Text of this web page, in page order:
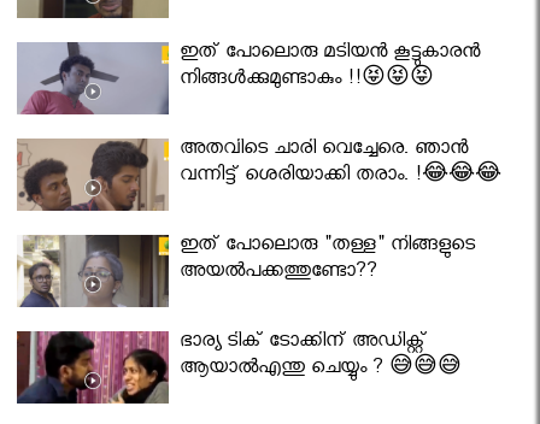
ഇത് പോലൊരു മടിയൻ കൂട്ടുകാരൻ
നിങ്ങൾക്കുമുണ്ടാകും !!😝😝😝
അതവിടെ ചാരി വെച്ചേരെ. ഞാൻ
വന്നിട്ട് ശെരിയാക്കി തരാം. !😂😂😂
ഇത് പോലൊരു "തള്ള" നിങ്ങളുടെ
അയല്‍പക്കത്തുണ്ടോ??
ഭാര്യ ടിക് ടോക്കിന് അഡിക്റ്റ്
ആയാൽഎന്തു ചെയ്യും ? 😅😅😅